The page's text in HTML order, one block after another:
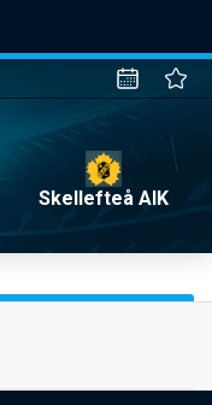
Skellefteå AIK